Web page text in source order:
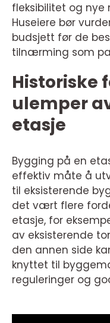
fleksibilitet og nye
Huseiere bør
budsjett før de
tilnærming som
Historiske
ulemper
etasje
Bygging på en
effektiv måte å
til eksisterende
det vært flere
etasje, for
av eksisterende
den annen side
knyttet til
reguleringer og